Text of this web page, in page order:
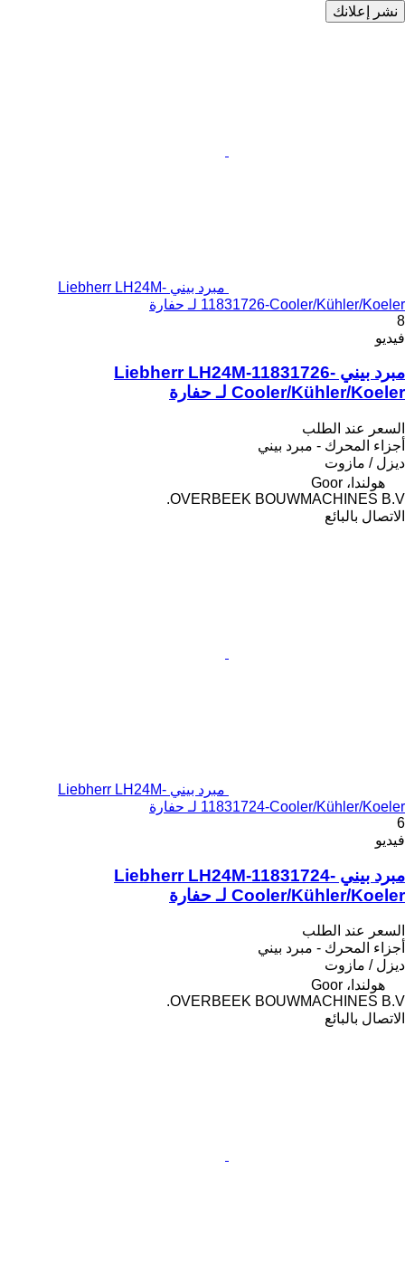
نشر إعلانك
مبرد بيني Liebherr LH24M-
11831726-Cooler/Kühler/Koeler لـ حفارة
8
فيديو
مبرد بيني Liebherr LH24M-11831726-
Cooler/Kühler/Koeler لـ حفارة
السعر عند الطلب
أجزاء المحرك - مبرد بيني
ديزل / مازوت
هولندا، Goor
OVERBEEK BOUWMACHINES B.V.
الاتصال بالبائع
مبرد بيني Liebherr LH24M-
11831724-Cooler/Kühler/Koeler لـ حفارة
6
فيديو
مبرد بيني Liebherr LH24M-11831724-
Cooler/Kühler/Koeler لـ حفارة
السعر عند الطلب
أجزاء المحرك - مبرد بيني
ديزل / مازوت
هولندا، Goor
OVERBEEK BOUWMACHINES B.V.
الاتصال بالبائع